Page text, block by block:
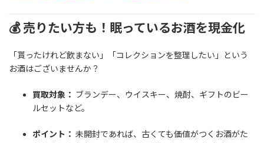
💰 売りたい方も！眠っているお酒を現金化
「貰ったけれど飲まない」「コレクションを整理したい」という
お酒はございませんか？
買取対象： ブランデー、ウイスキー、焼酎、ギフトのビー
ルセットなど。
ポイント： 未開封であれば、古くても価値がつくお酒がた